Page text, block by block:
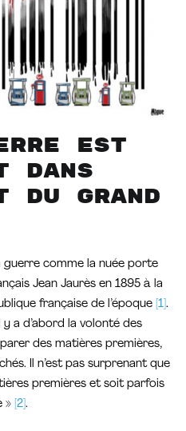
est
dans
du grand
guerre comme la nuée porte
Jean Jaurès en 1895 à la
française de l’époque [1] .
a d’abord la volonté des
des matières premières,
Il n’est pas surprenant que
premières et soit parfois
» [2] .